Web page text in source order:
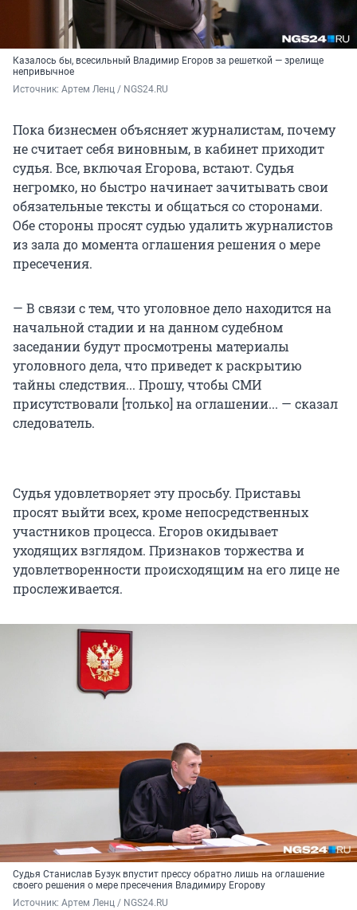
Казалось бы, всесильный Владимир Егоров за решеткой — зрелище
непривычное
Источник: Артем Ленц / NGS24.RU
Пока бизнесмен объясняет журналистам, почему
не считает себя виновным, в кабинет приходит
судья. Все, включая Егорова, встают. Судья
негромко, но быстро начинает зачитывать свои
обязательные тексты и общаться со сторонами.
Обе стороны просят судью удалить журналистов
из зала до момента оглашения решения о мере
пресечения.
— В связи с тем, что уголовное дело находится на
начальной стадии и на данном судебном
заседании будут просмотрены материалы
уголовного дела, что приведет к раскрытию
тайны следствия... Прошу, чтобы СМИ
присутствовали [только] на оглашении... — сказал
следователь.
Судья удовлетворяет эту просьбу. Приставы
просят выйти всех, кроме непосредственных
участников процесса. Егоров окидывает
уходящих взглядом. Признаков торжества и
удовлетворенности происходящим на его лице не
прослеживается.
Судья Станислав Бузук впустит прессу обратно лишь на оглашение
своего решения о мере пресечения Владимиру Егорову
Источник: Артем Ленц / NGS24.RU